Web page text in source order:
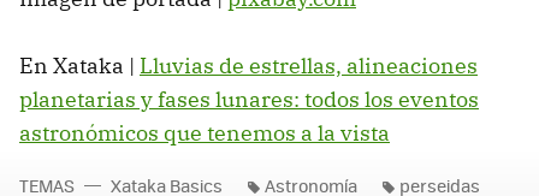
En Xataka | Lluvias de estrellas, alineaciones
planetarias y fases lunares: todos los eventos
astronómicos que tenemos a la vista
TEMAS Xataka Basics Astronomía perseidas